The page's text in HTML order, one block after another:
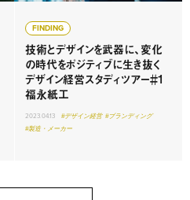
FINDING
技術とデザインを武器に、変化
の時代をポジティブに生き抜く
デザイン経営スタディツアー＃1
福永紙工
2023.04.13 #デザイン経営 #ブランディング
#製造・メーカー